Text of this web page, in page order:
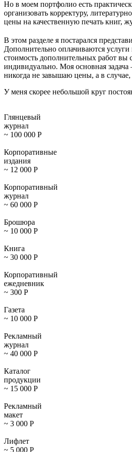
Но в моем портфолио есть
организовать корректуру,
цены на качественную печать книг,
В этом разделе я постарался
Дополнительно оплачиваются
стоимость дополнительных работ вы
индивидуально. Моя основная
никогда не завышаю цены, а в случае,
У меня скорее небольшой круг
Глянцевый
журнал
~ 100 000 Р
Корпоративные
издания
~ 12 000 Р
Корпоративный
журнал
~ 60 000 Р
Брошюра
~ 10 000 Р
Книга
~ 30 000 Р
Корпоративный
ежедневник
~ 300 Р
Газета
~ 10 000 Р
Рекламный
журнал
~ 40 000 Р
Каталог
продукции
~ 15 000 Р
Рекламный
макет
~ 3 000 Р
Лифлет
~ 5 000 Р